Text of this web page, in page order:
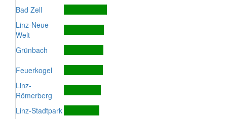
Bad Zell
Linz-Neue
Welt
Grünbach
Feuerkogel
Linz-
Römerberg
Linz-Stadtpark